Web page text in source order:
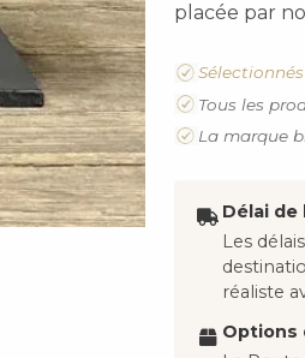
placée par
Tous les
La marque
Délai de
Les
réaliste
Options